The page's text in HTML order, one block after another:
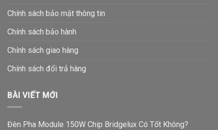
Chính sách bảo mật thông tin
Chính sách bảo hành
Chính sách giao hàng
Chính sách đổi trả hàng
BÀI VIẾT MỚI
Đèn Pha Module 150W Chip Bridgelux Có Tốt Không?